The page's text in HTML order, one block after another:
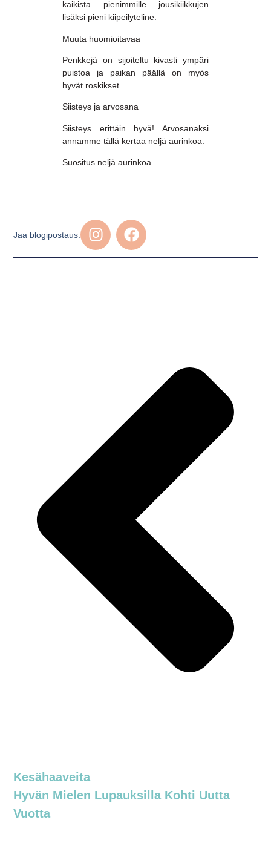
kaikista pienimmille jousikiikkujen
lisäksi pieni kiipeilyteline.
Muuta huomioitavaa
Penkkejä on sijoiteltu kivasti ympäri
puistoa ja paikan päällä on myös
hyvät roskikset.
Siisteys ja arvosana
Siisteys erittäin hyvä! Arvosanaksi
annamme tällä kertaa neljä aurinkoa.
Suositus neljä aurinkoa.
Jaa blogipostaus:
Kesähaaveita
Hyvän Mielen Lupauksilla Kohti Uutta
Vuotta